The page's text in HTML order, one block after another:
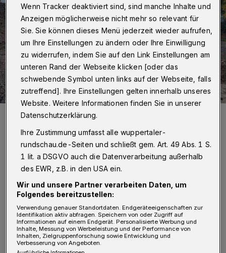
Das Feld ist bereitet ...
I
m vergangenen Jahr war das alte
Firmengebäude abgerissen worden, um
Platz für den Beckenbau zu schaffen. Das
Becken ist ein kombiniertes Hochwasser- und
Regenrückhaltebecken. Es wird als offenes,
Wenn Tracker deaktiviert sind, sind manche Inhalte und
Anzeigen möglicherweise nicht mehr so relevant für
Sie. Sie können dieses Menü jederzeit wieder aufrufen,
um Ihre Einstellungen zu ändern oder Ihre Einwilligung
zu widerrufen, indem Sie auf den Link Einstellungen am
unteren Rand der Webseite klicken [oder das
schwebende Symbol unten links auf der Webseite, falls
zutreffend]. Ihre Einstellungen gelten innerhalb unseres
Website. Weitere Informationen finden Sie in unserer
Datenschutzerklärung.
Ihre Zustimmung umfasst alle wuppertaler-
rundschau.de-Seiten und schließt gem. Art. 49 Abs. 1 S.
1 lit. a DSGVO auch die Datenverarbeitung außerhalb
des EWR, z.B. in den USA ein.
Wir und unsere Partner verarbeiten Daten, um
Folgendes bereitzustellen:
Verwendung genauer Standortdaten. Endgeräteeigenschaften zur
Identifikation aktiv abfragen. Speichern von oder Zugriff auf
Informationen auf einem Endgerät. Personalisierte Werbung und
Inhalte, Messung von Werbeleistung und der Performance von
Inhalten, Zielgruppenforschung sowie Entwicklung und
Verbesserung von Angeboten.